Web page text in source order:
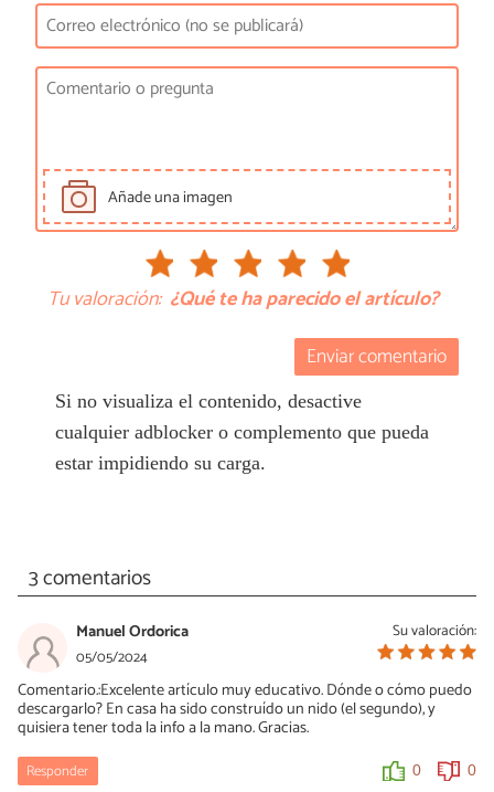
Añade una imagen
Tu valoración: ¿Qué te ha parecido el artículo?
Enviar comentario
Si no visualiza el contenido, desactive
cualquier adblocker o complemento que pueda
estar impidiendo su carga.
3 comentarios
Su valoración:
Manuel Ordorica
05/05/2024
Comentario.:Excelente artículo muy educativo. Dónde o cómo puedo
descargarlo? En casa ha sido construído un nido (el segundo), y
quisiera tener toda la info a la mano. Gracias.
Responder 0 0